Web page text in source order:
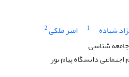
شیاده
1 امیر ملکی2
شناسی
اجتماعی دانشگاه پیام نور